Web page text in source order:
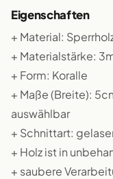
Eigenschaften
+ Material:
+ Materialstärke:
+ Form: Koralle
+ Maße (Breite):
auswählbar
+ Schnittart:
+ Holz ist in
+ saubere